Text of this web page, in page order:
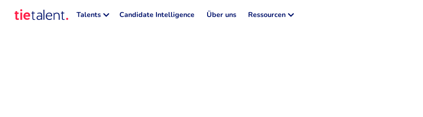
Talents Candidate Intelligence Über uns Ressourcen